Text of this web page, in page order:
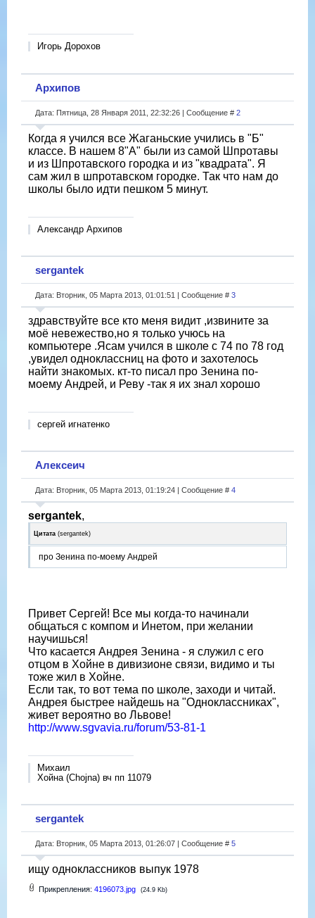
Игорь Дорохов
Архипов
Дата: Пятница, 28 Января 2011, 22:32:26 | Сообщение # 2
Когда я учился все Жаганьские учились в "Б"
классе. В нашем 8"А" были из самой Шпротавы
и из Шпротавского городка и из "квадрата". Я
сам жил в шпротавском городке. Так что нам до
школы было идти пешком 5 минут.
Александр Архипов
sergantek
Дата: Вторник, 05 Марта 2013, 01:01:51 | Сообщение # 3
здравствуйте все кто меня видит ,извините за
моё невежество,но я только учюсь на
компьютере .Ясам учился в школе с 74 по 78 год
,увидел одноклассниц на фото и захотелось
найти знакомых. кт-то писал про Зенина по-
моему Андрей, и Реву -так я их знал хорошо
cергей игнатенко
Алексеич
Дата: Вторник, 05 Марта 2013, 01:19:24 | Сообщение # 4
sergantek,
Цитата (sergantek)
про Зенина по-моему Андрей
Привет Сергей! Все мы когда-то начинали
общаться с компом и Инетом, при желании
научишься!
Что касается Андрея Зенина - я служил с его
отцом в Хойне в дивизионе связи, видимо и ты
тоже жил в Хойне.
Если так, то вот тема по школе, заходи и читай.
Андрея быстрее найдешь на "Одноклассниках",
живет вероятно во Львове!
http://www.sgvavia.ru/forum/53-81-1
Михаил
Хойна (Chojna) вч пп 11079
sergantek
Дата: Вторник, 05 Марта 2013, 01:26:07 | Сообщение # 5
ищу одноклассников выпук 1978
Прикрепления: 4196073.jpg (24.9 Kb)